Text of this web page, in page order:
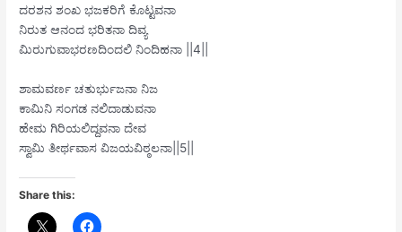
ದರಶನ ಶಂಖ ಭಜಕರಿಗೆ ಕೊಟ್ಟವನಾ
ನಿರುತ ಆನಂದ ಭರಿತನಾ ದಿವ್ಯ
ಮಿರುಗುವಾಭರಣದಿಂದಲಿ ನಿಂದಿಹನಾ ||4||
ಶಾಮವರ್ಣ ಚತುರ್ಭುಜನಾ ನಿಜ
ಕಾಮಿನಿ ಸಂಗಡ ನಲಿದಾಡುವನಾ
ಹೇಮ ಗಿರಿಯಲಿದ್ದವನಾ ದೇವ
ಸ್ವಾಮಿ ತೀರ್ಥವಾಸ ವಿಜಯವಿಠ್ಠಲನಾ||5||
Share this: